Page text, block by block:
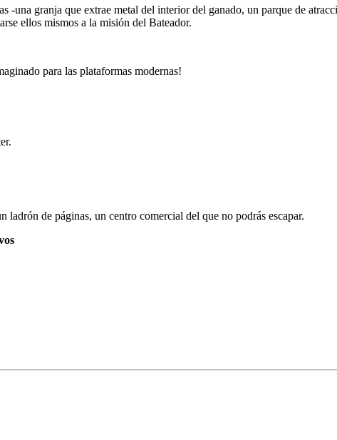
-una granja que extrae metal del interior del ganado, un parque de
ellos mismos a la misión del Bateador.
para las plataformas modernas!
de páginas, un centro comercial del que no podrás escapar.